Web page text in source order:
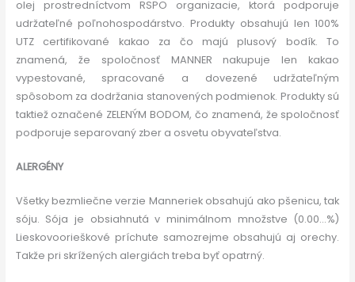
olej prostredníctvom RSPO organizacie, ktorá podporuje
udržateľné poľnohospodárstvo. Produkty obsahujú len 100%
UTZ certifikované kakao za čo majú plusový bodík. To
znamená, že spoločnosť MANNER nakupuje len kakao
vypestované, spracované a dovezené udržateľným
spôsobom za dodržania stanovených podmienok. Produkty sú
taktiež označené ZELENÝM BODOM, čo znamená, že spoločnosť
podporuje separovaný zber a osvetu obyvateľstva.
ALERGÉNY
Všetky bezmliečne verzie Manneriek obsahujú ako pšenicu, tak
sóju. Sója je obsiahnutá v minimálnom množstve (0.00…%)
Lieskovoorieškové príchute samozrejme obsahujú aj orechy.
Takže pri skrížených alergiách treba byť opatrný.